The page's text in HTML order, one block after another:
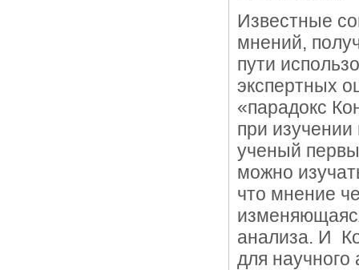
Известные
мнений,
пути
экспертных
«парадокс
при
ученый
можно
что мнение
анализа. И
для научного